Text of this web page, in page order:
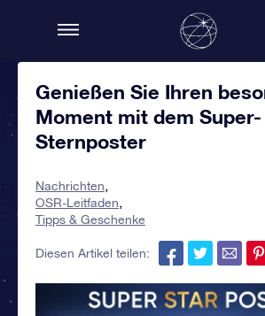
Genießen Sie Ihren
Moment mit dem Super-
Sternposter
Nachrichten
OSR-Leitfaden
Tipps & Geschenke
Diesen Artikel teilen: